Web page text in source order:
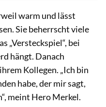
warm und lässt
Sie beherrscht viele
„Versteckspiel“, bei
hängt. Danach
Kollegen. „Ich bin
habe, der mir sagt,
meint Hero Merkel.